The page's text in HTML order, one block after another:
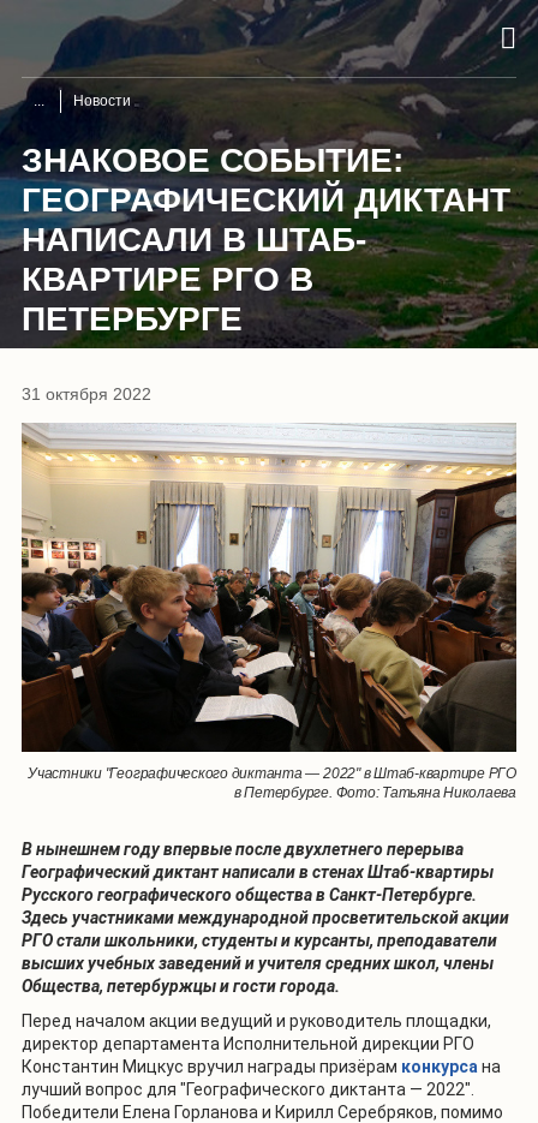
Новости
ЗНАКОВОЕ СОБЫТИЕ:
ГЕОГРАФИЧЕСКИЙ ДИКТАНТ
НАПИСАЛИ В ШТАБ-
КВАРТИРЕ РГО В
ПЕТЕРБУРГЕ
31 октября 2022
Участники "Географического диктанта — 2022" в Штаб-квартире РГО
в Петербурге. Фото: Татьяна Николаева
В нынешнем году впервые после двухлетнего перерыва
Географический диктант написали в стенах Штаб-квартиры
Русского географического общества в Санкт-Петербурге.
Здесь участниками международной просветительской акции
РГО стали школьники, студенты и курсанты, преподаватели
высших учебных заведений и учителя средних школ, члены
Общества, петербуржцы и гости города.
Перед началом акции ведущий и руководитель площадки,
директор департамента Исполнительной дирекции РГО
Константин Мицкус вручил награды призёрам конкурса на
лучший вопрос для "Географического диктанта — 2022".
Победители Елена Горланова и Кирилл Серебряков, помимо